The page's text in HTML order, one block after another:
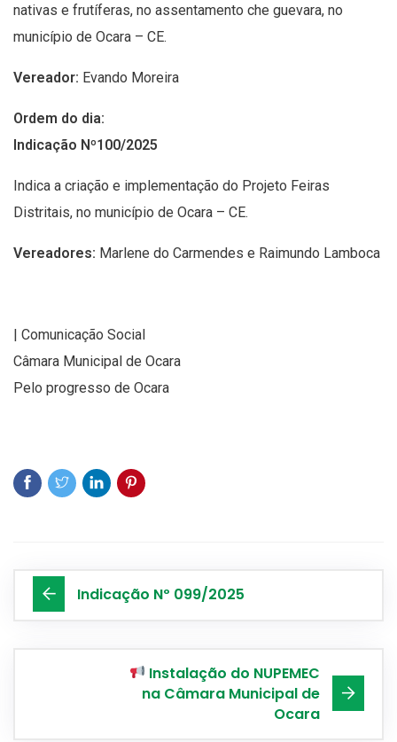
nativas e frutíferas, no assentamento che guevara, no
município de Ocara – CE.
Vereador: Evando Moreira
Ordem do dia:
Indicação Nº100/2025
Indica a criação e implementação do Projeto Feiras
Distritais, no município de Ocara – CE.
Vereadores: Marlene do Carmendes e Raimundo Lamboca
| Comunicação Social
Câmara Municipal de Ocara
Pelo progresso de Ocara
Indicação Nº 099/2025
Instalação do NUPEMEC
na Câmara Municipal de
Ocara